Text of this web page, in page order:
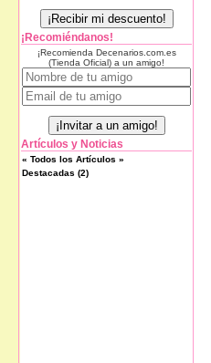
¡Recomiéndanos!
¡Recomienda Decenarios.com.es
(Tienda Oficial) a un amigo!
Artículos y Noticias
« Todos los Artículos »
Destacadas (2)